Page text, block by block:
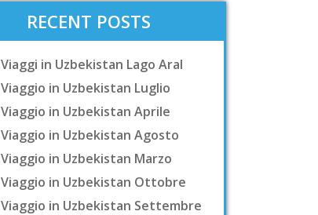
RECENT POSTS
Viaggi in Uzbekistan Lago Aral
Viaggio in Uzbekistan Luglio
Viaggio in Uzbekistan Aprile
Viaggio in Uzbekistan Agosto
Viaggio in Uzbekistan Marzo
Viaggio in Uzbekistan Ottobre
Viaggio in Uzbekistan Settembre